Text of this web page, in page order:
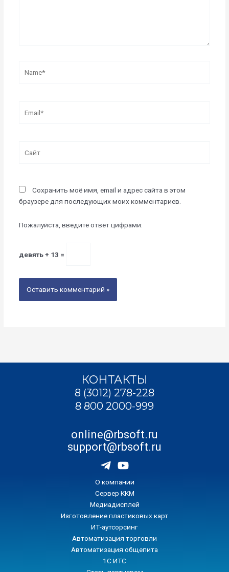
Сохранить моё имя, email и адрес сайта в этом
браузере для последующих моих комментариев.
Пожалуйста, введите ответ цифрами:
девять + 13 =
КОНТАКТЫ
8 (3012) 278-228
8 800 2000-999
online@rbsoft.ru
support@rbsoft.ru
О компании
Сервер ККМ
Медиадисплей
Изготовление пластиковых карт
ИТ-аутсорсинг
Автоматизация торговли
Автоматизация общепита
1С ИТС